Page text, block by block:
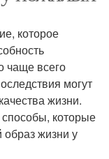
которое
чаще всего
могут
жизни.
которые
образ жизни у